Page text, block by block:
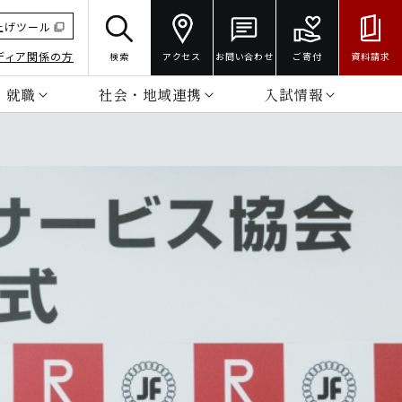
げツール
ィア関係の方
検索 アクセス お問い合わせ ご寄付 資料請求
就職 社会・地域連携 入試情報